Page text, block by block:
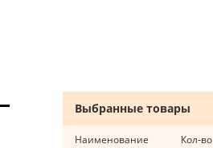
Выбранные товары
Наименование
Кол-во